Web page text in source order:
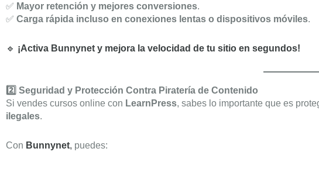
✅ Mayor retención y mejores conversiones.
✅ Carga rápida incluso en conexiones lentas o dispositivos móviles.
🔹 ¡Activa Bunnynet y mejora la velocidad de tu sitio en segundos!
2️⃣ Seguridad y Protección Contra Piratería de Contenido
Si vendes cursos online con LearnPress, sabes lo importante que es
ilegales.
Con Bunnynet, puedes: